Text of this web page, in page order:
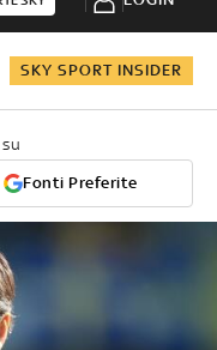
SKY SPORT INSIDER
Fonti Preferite